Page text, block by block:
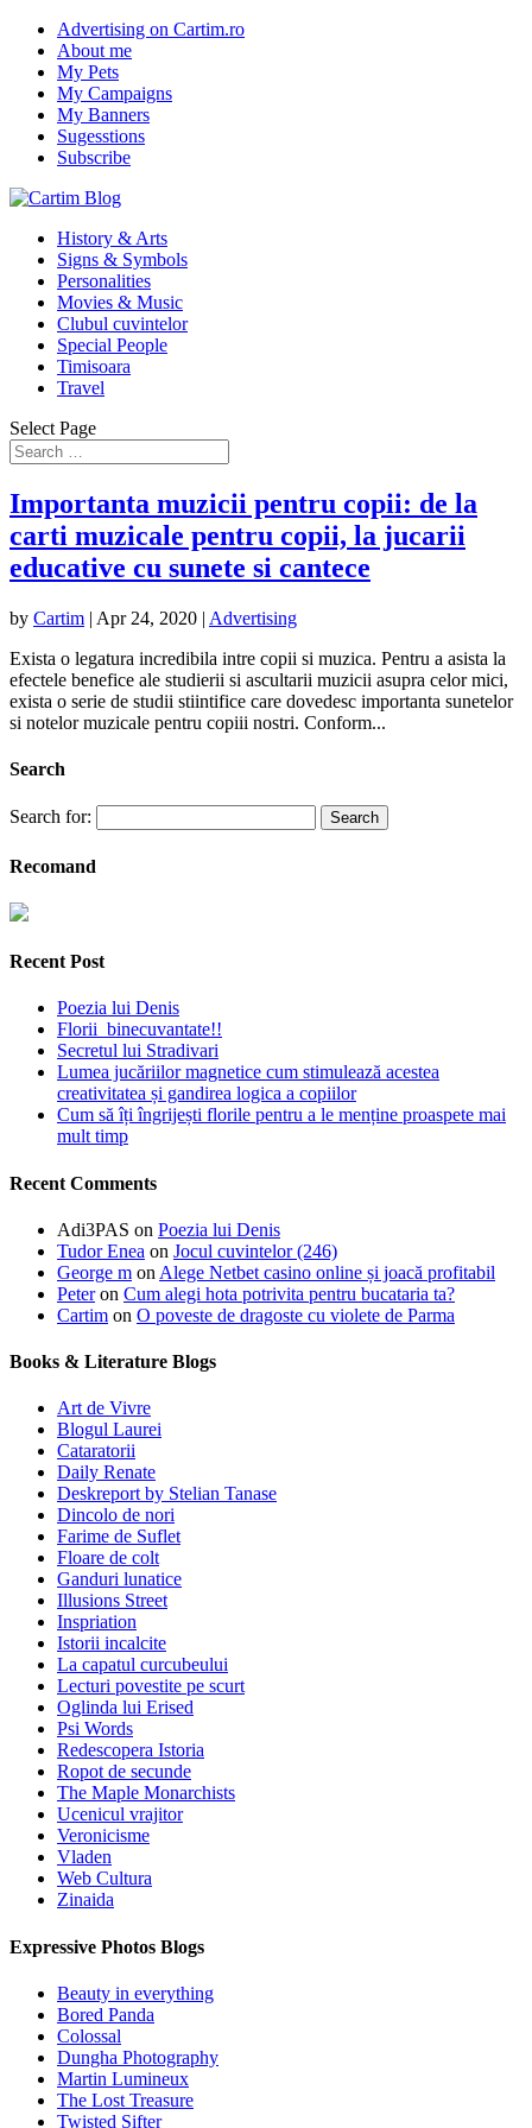
Advertising on Cartim.ro
About me
My Pets
My Campaigns
My Banners
Sugesstions
Subscribe
History & Arts
Signs & Symbols
Personalities
Movies & Music
Clubul cuvintelor
Special People
Timisoara
Travel
Select Page
Importanta muzicii pentru copii: de la
carti muzicale pentru copii, la jucarii
educative cu sunete si cantece
by Cartim | Apr 24, 2020 | Advertising
Exista o legatura incredibila intre copii si muzica. Pentru a asista la
efectele benefice ale studierii si ascultarii muzicii asupra celor mici,
exista o serie de studii stiintifice care dovedesc importanta sunetelor
si notelor muzicale pentru copiii nostri. Conform...
Search
Search for:
Recomand
Recent Post
Poezia lui Denis
Florii binecuvantate!!
Secretul lui Stradivari
Lumea jucăriilor magnetice cum stimulează acestea
creativitatea și gandirea logica a copiilor
Cum să îți îngrijești florile pentru a le menține proaspete mai
mult timp
Recent Comments
Adi3PAS on Poezia lui Denis
Tudor Enea on Jocul cuvintelor (246)
George m on Alege Netbet casino online și joacă profitabil
Peteron Cum alegi hota potrivita pentru bucataria ta?
Cartim on O poveste de dragoste cu violete de Parma
Books & Literature Blogs
Art de Vivre
Blogul Laurei
Cataratorii
Daily Renate
Deskreport by Stelian Tanase
Dincolo de nori
Farime de Suflet
Floare de colt
Ganduri lunatice
Illusions Street
Inspriation
Istorii incalcite
La capatul curcubeului
Lecturi povestite pe scurt
Oglinda lui Erised
Psi Words
Redescopera Istoria
Ropot de secunde
The Maple Monarchists
Ucenicul vrajitor
Veronicisme
Vladen
Web Cultura
Zinaida
Expressive Photos Blogs
Beauty in everything
Bored Panda
Colossal
Dungha Photography
Martin Lumineux
The Lost Treasure
Twisted Sifter